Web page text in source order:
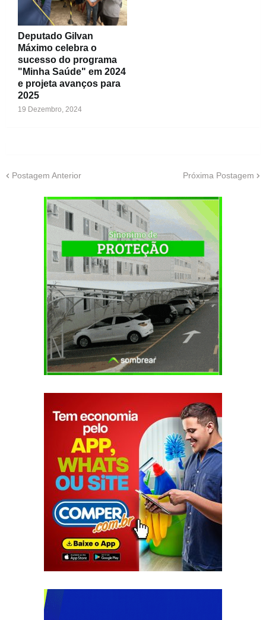
Deputado Gilvan
Máximo celebra o
sucesso do programa
"Minha Saúde" em 2024
e projeta avanços para
2025
19 Dezembro, 2024
Postagem Anterior Próxima Postagem